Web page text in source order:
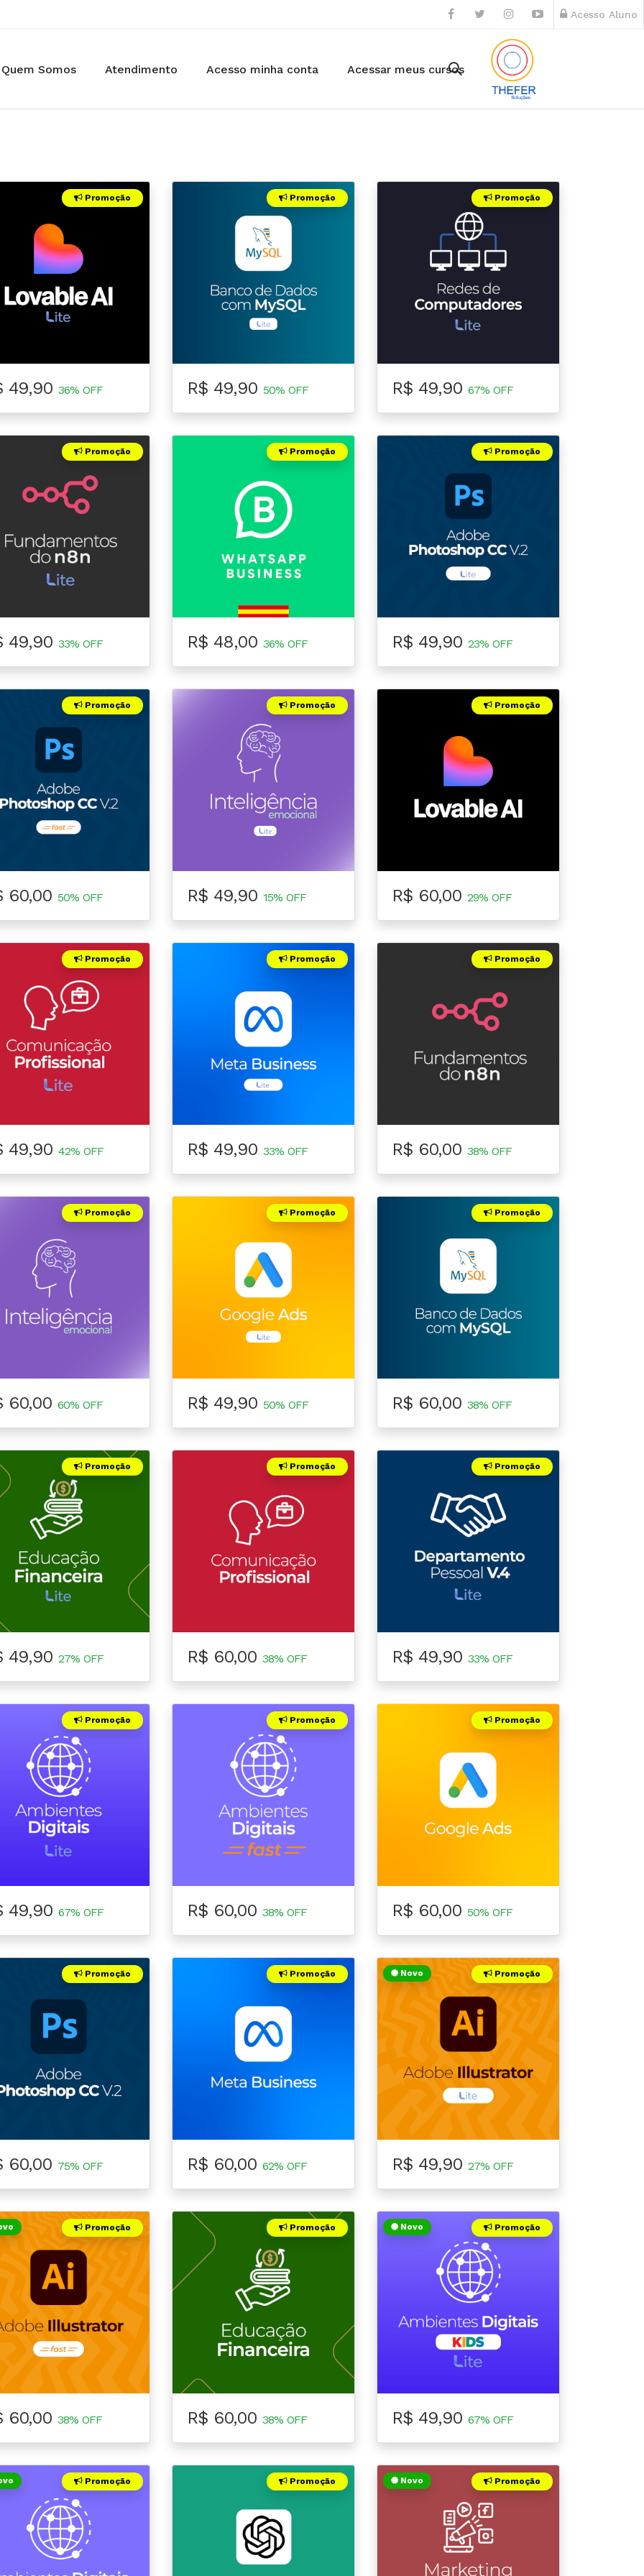
Acesso Aluno
Quem Somos Atendimento Acesso minha conta Acessar meus cursos
Promoção
49,90 36% OFF
Promoção
R$ 49,90 50% OFF
Promoção
R$ 49,90 67% OFF
Promoção
49,90 33% OFF
Promoção
R$ 48,00 36% OFF
Promoção
R$ 49,90 23% OFF
Promoção
60,00 50% OFF
Promoção
R$ 49,90 15% OFF
Promoção
R$ 60,00 29% OFF
Promoção
49,90 42% OFF
Promoção
R$ 49,90 33% OFF
Promoção
R$ 60,00 38% OFF
Promoção
60,00 60% OFF
Promoção
R$ 49,90 50% OFF
Promoção
R$ 60,00 38% OFF
Promoção
49,90 27% OFF
Promoção
R$ 60,00 38% OFF
Promoção
R$ 49,90 33% OFF
Promoção
49,90 67% OFF
Promoção
R$ 60,00 38% OFF
Promoção
R$ 60,00 50% OFF
Promoção
60,00 75% OFF
Promoção
R$ 60,00 62% OFF
Promoção
Novo
R$ 49,90 27% OFF
Promoção
60,00 38% OFF
Promoção
R$ 60,00 38% OFF
Promoção
Novo
R$ 49,90 67% OFF
Promoção Promoção Promoção
Novo